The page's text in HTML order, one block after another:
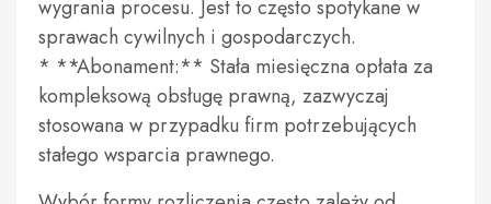
wygrania procesu. Jest to często spotykane w
sprawach cywilnych i gospodarczych.
* **Abonament:** Stała miesięczna opłata za
kompleksową obsługę prawną, zazwyczaj
stosowana w przypadku firm potrzebujących
stałego wsparcia prawnego.